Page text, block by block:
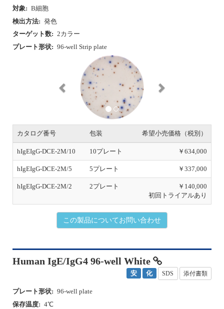
対象: B細胞
検出方法: 発色
ターゲット数: 2カラー
プレート形状: 96-well Strip plate
v
s
t
カタログ番号 包装 希望小売価格（税別）
hIgEIgG-DCE-2M/10 10プレート ￥634,000
hIgEIgG-DCE-2M/5 5プレート ￥337,000
hIgEIgG-DCE-2M/2 2プレート
￥140,000
初回トライアルあり
この製品についてお問い合わせ
Human IgE/IgG4 96-well White
安 化 SDS 添付書類
プレート形状: 96-well plate
保存温度: 4℃